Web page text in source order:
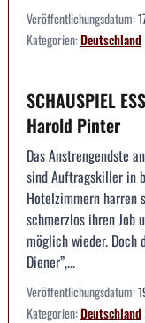
Veröffentlichungsdatum:
Kategorien:Deutschland
SCHAUSPIEL
Harold Pinter
Das Anstrengendste
sind Auftragskiller in
Hotelzimmern harren
schmerzlos ihren Job
möglich wieder. Doch
Diener”,...
Veröffentlichungsdatum:
Kategorien:Deutschland